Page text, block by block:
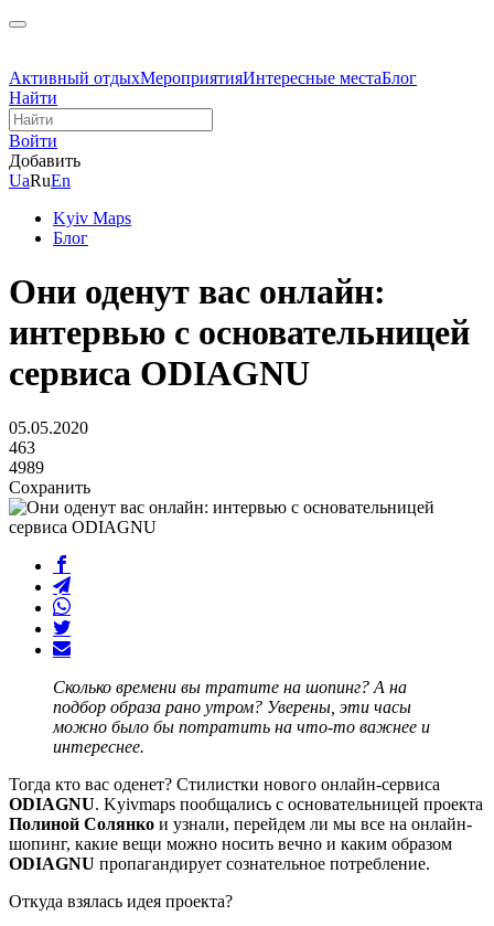
Активный отдыхМероприятияИнтересные местаБлог
Найти
Войти
Добавить
UaRuEn
Kyiv Maps
Блог
Они оденут вас онлайн:
интервью с основательницей
сервиса ODIAGNU
05.05.2020
463
4989
Сохранить
Сколько времени вы тратите на шопинг? А на
подбор образа рано утром? Уверены, эти часы
можно было бы потратить на что-то важнее и
интереснее.
Тогда кто вас оденет? Стилистки нового онлайн-сервиса
ODIAGNU. Kyivmaps пообщались с основательницей проекта
Полиной Солянко и узнали, перейдем ли мы все на онлайн-
шопинг, какие вещи можно носить вечно и каким образом
ODIAGNU пропагандирует сознательное потребление.
Откуда взялась идея проекта?